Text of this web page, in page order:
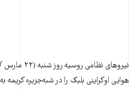
هوایی اوکراینی بلبک را در شبه‌جزیره کریمه